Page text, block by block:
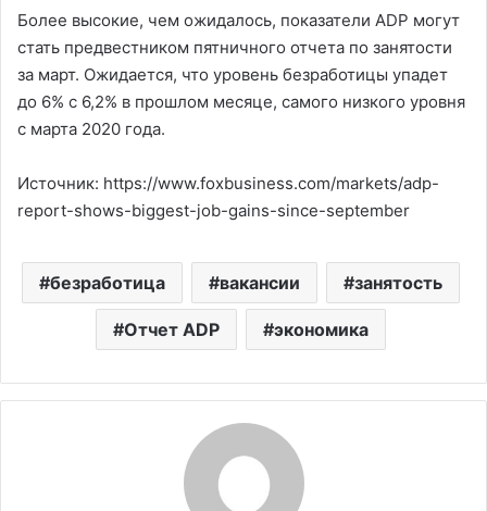
Более высокие, чем ожидалось, показатели ADP могут
стать предвестником пятничного отчета по занятости
за март. Ожидается, что уровень безработицы упадет
до 6% с 6,2% в прошлом месяце, самого низкого уровня
с марта 2020 года.
Источник: https://www.foxbusiness.com/markets/adp-
report-shows-biggest-job-gains-since-september
безработица вакансии занятость
Отчет ADP экономика